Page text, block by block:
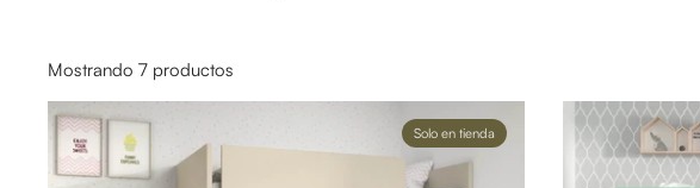
Mostrando 7 productos
Solo en tienda